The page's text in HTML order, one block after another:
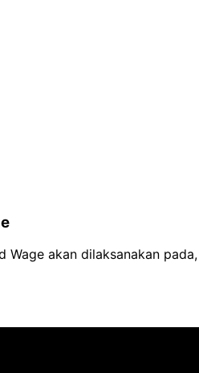
Wage akan dilaksanakan